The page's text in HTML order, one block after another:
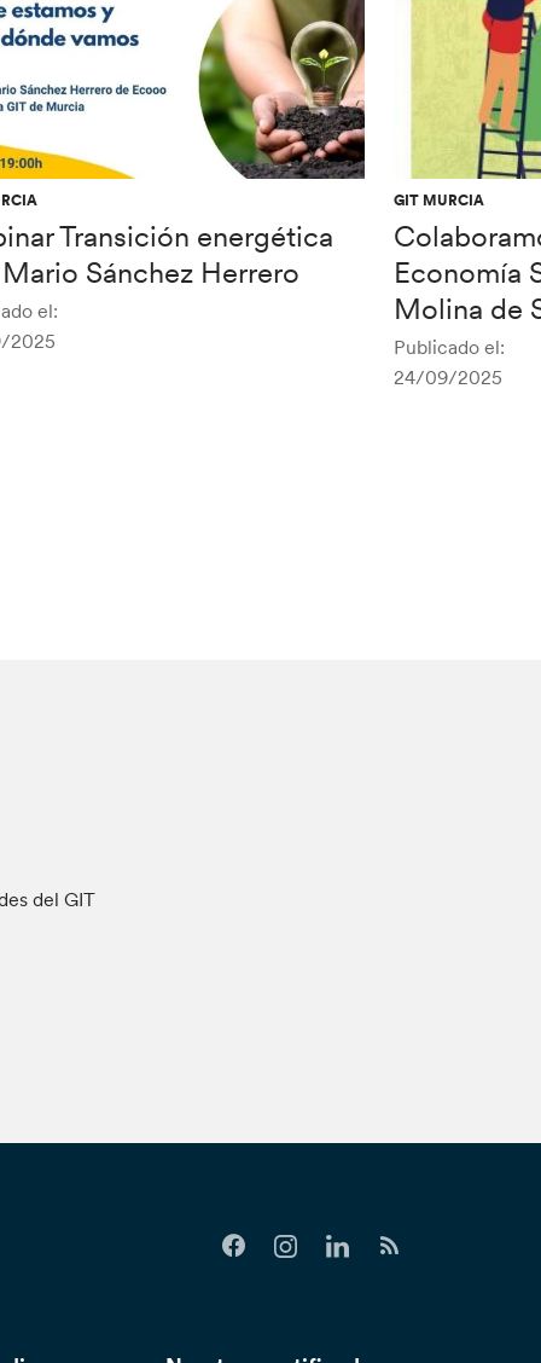
Transición energética
Sánchez Herrero
el:
2025
GIT MURCIA
Economía
Molina de
Publicado el:
24/09/2025
del GIT